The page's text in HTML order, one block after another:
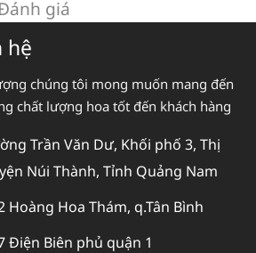
giá
hệ
chúng tôi mong muốn mang đến
chất lượng hoa tốt đến khách hàng
Trần Văn Dư, Khối phố 3, Thị
Núi Thành, Tỉnh Quảng Nam
Hoàng Hoa Thám, q.Tân Bình
Điện Biên phủ quận 1